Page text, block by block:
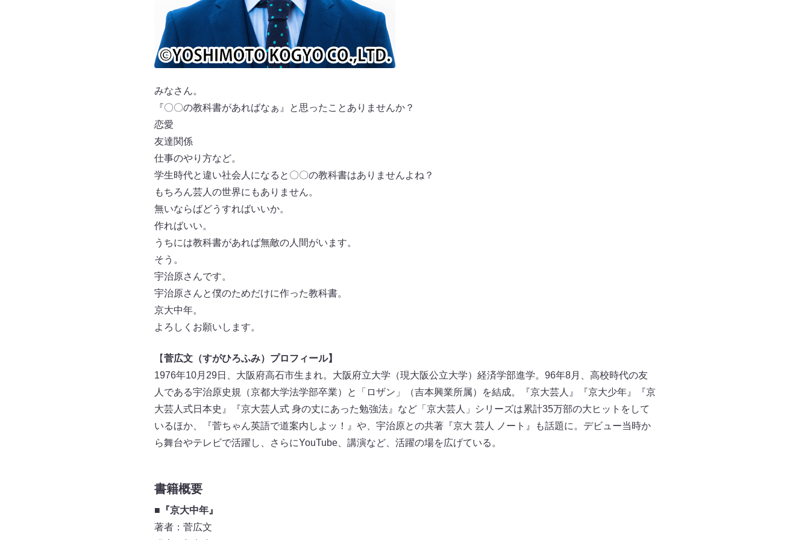
みなさん。
『〇〇の教科書があればなぁ』と思ったことありませんか？
恋愛
友達関係
仕事のやり方など。
学生時代と違い社会人になると〇〇の教科書はありませんよね？
もちろん芸人の世界にもありません。
無いならばどうすればいいか。
作ればいい。
うちには教科書があれば無敵の人間がいます。
そう。
宇治原さんです。
宇治原さんと僕のためだけに作った教科書。
京大中年。
よろしくお願いします。
【菅広文（すがひろふみ）プロフィール】
1976年10月29日、大阪府高石市生まれ。大阪府立大学（現大阪公立大学）経済学部進学。96年8月、高校時代の友
人である宇治原史規（京都大学法学部卒業）と「ロザン」（吉本興業所属）を結成。『京大芸人』『京大少年』『京
大芸人式日本史』『京大芸人式 身の丈にあった勉強法』など「京大芸人」シリーズは累計35万部の大ヒットをして
いるほか、『菅ちゃん英語で道案内しよッ！』や、宇治原との共著『京大 芸人 ノート』も話題に。デビュー当時か
ら舞台やテレビで活躍し、さらにYouTube、講演など、活躍の場を広げている。
書籍概要
■『京大中年』
著者：菅広文